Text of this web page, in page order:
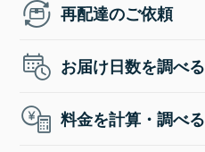
再配達のご依頼
お届け日数を調べる
料金を計算・調べる